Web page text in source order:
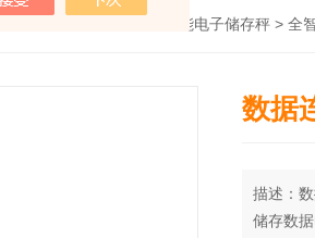
智能电子储存秤 > 全
数据
描述：
储存数